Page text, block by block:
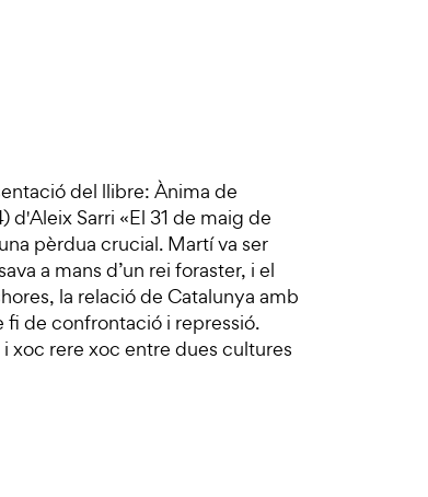
del llibre: Ànima de
d'Aleix Sarri «El 31 de maig de
pèrdua crucial. Martí va ser
a mans d’un rei foraster, i el
la relació de Catalunya amb
fi de confrontació i repressió.
xoc rere xoc entre dues cultures